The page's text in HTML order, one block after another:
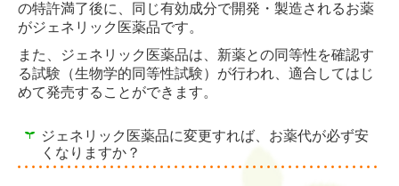
の特許満了後に、同じ有効成分で開発・製造されるお薬
がジェネリック医薬品です。
また、ジェネリック医薬品は、新薬との同等性を確認す
る試験（生物学的同等性試験）が行われ、適合してはじ
めて発売することができます。
ジェネリック医薬品に変更すれば、お薬代が必ず安
くなりますか？